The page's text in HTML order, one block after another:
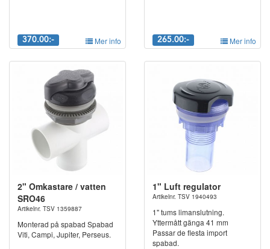
370.00:- Mer info 265.00:- Mer info
2" Omkastare / vatten
SRO46
Artikelnr. TSV 1359887
Monterad på spabad Spabad
Viti, Campi, Jupiter, Perseus.
1" Luft regulator
Artikelnr. TSV 1940493
1" tums limanslutning.
Yttermått gänga 41 mm
Passar de flesta import
spabad.